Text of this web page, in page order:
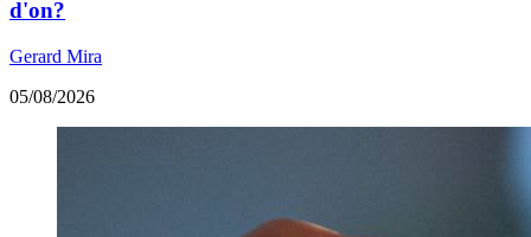
d'on?
Gerard Mira
05/08/2026